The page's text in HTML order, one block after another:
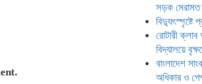
সড়ক মেরামত
বিদ্যুৎস্পৃষ্টে
রোটারী
বিদ্যালয়ে
বাংলাদেশ
অধিকার ও